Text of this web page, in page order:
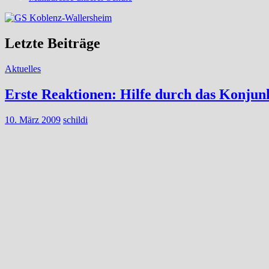
Letzte Beiträge
Aktuelles
Erste Reaktionen: Hilfe durch das
10. März 2009 schildi